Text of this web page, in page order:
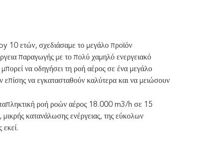
10 ετών, σχεδιάσαμε το μεγάλο προϊόν
παραγωγής με το πολύ χαμηλό ενεργειακό
να οδηγήσει τη ροή αέρος σε ένα μεγάλο
να εγκατασταθούν καλύτερα και να μειώσουν
ροή ροών αέρος 18.000 m3/h σε 15
κατανάλωσης ενέργειας, της εύκολων
εκεί.